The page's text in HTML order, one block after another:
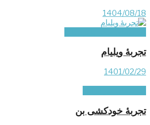
1404/08/18
تجربۀ ویلیام
1401/02/29
تجربۀ خودکشی بن